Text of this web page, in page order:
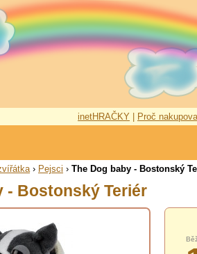
inetHRAČKY Proč
› Pejsci › The Dog baby - Bostonský
- Bostonský Teriér